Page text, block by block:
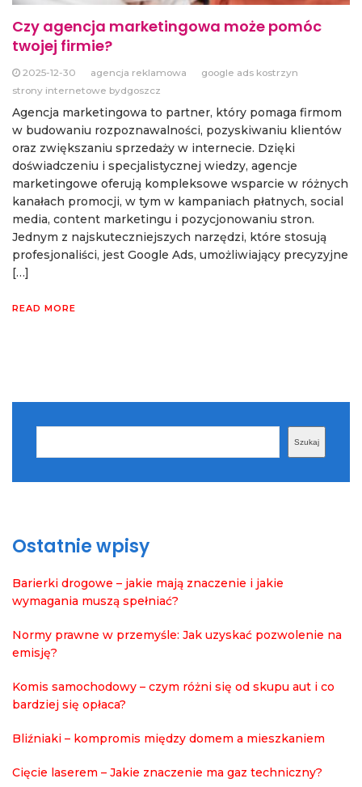
Czy agencja marketingowa może pomóc
twojej firmie?
2025-12-30 agencja reklamowa
google ads kostrzyn
strony internetowe bydgoszcz
Agencja marketingowa to partner, który pomaga firmom
w budowaniu rozpoznawalności, pozyskiwaniu klientów
oraz zwiększaniu sprzedaży w internecie. Dzięki
doświadczeniu i specjalistycznej wiedzy, agencje
marketingowe oferują kompleksowe wsparcie w różnych
kanałach promocji, w tym w kampaniach płatnych, social
media, content marketingu i pozycjonowaniu stron.
Jednym z najskuteczniejszych narzędzi, które stosują
profesjonaliści, jest Google Ads, umożliwiający precyzyjne
[…]
READ MORE
Szukaj
Ostatnie wpisy
Barierki drogowe – jakie mają znaczenie i jakie
wymagania muszą spełniać?
Normy prawne w przemyśle: Jak uzyskać pozwolenie na
emisję?
Komis samochodowy – czym różni się od skupu aut i co
bardziej się opłaca?
Bliźniaki – kompromis między domem a mieszkaniem
Cięcie laserem – Jakie znaczenie ma gaz techniczny?